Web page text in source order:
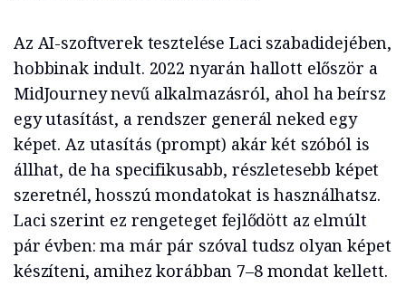
Az AI-szoftverek tesztelése Laci szabadidejében,
hobbinak indult. 2022 nyarán hallott először a
MidJourney nevű alkalmazásról, ahol ha beírsz
egy utasítást, a rendszer generál neked egy
képet. Az utasítás (prompt) akár két szóból is
állhat, de ha specifikusabb, részletesebb képet
szeretnél, hosszú mondatokat is használhatsz.
Laci szerint ez rengeteget fejlődött az elmúlt
pár évben: ma már pár szóval tudsz olyan képet
készíteni, amihez korábban 7–8 mondat kellett.